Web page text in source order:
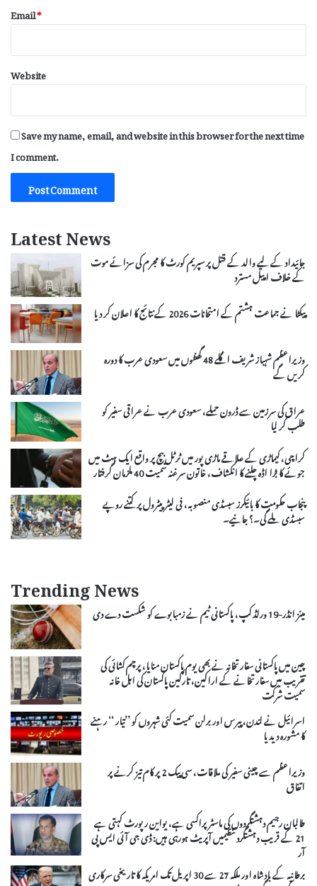
Email*
Website
Save my name, email, and website in this browser for the next time
I comment.
Latest News
جائیداد کے لیے والد کے قتل پر سپریم کورٹ کا مجرم کی سزائے موت
کے خلاف اپیل مسترد
پیکٹا نے جماعت ہشتم کے امتحانات 2026 کے نتائج کا اعلان کر دیا
وزیراعظم شہباز شریف اگلے 48 گھنٹوں میں سعودی عرب کا دورہ
کریں گے
عراق کی سرزمین سے ڈرون حملے، سعودی عرب نے عراقی سفیر کو
طلب کر لیا
کراچی، کیماڑی کے علاقے ماڑی پور میں ٹرٹل بیچ پر واقع ایک ہٹ میں
جوئے کا بڑا اڈہ چلنے کا انکشاف، خاتون سرغنہ سمیت 40 ملزمان گرفتار
پنجاب حکومت کا بائیکرز سبسڈی منصوبہ، فی لیٹر پیٹرول پر کتنے روپے
سبسڈی ملے گی۔؟ جانیے۔
Trending News
مینز انڈر-19 ورلڈ کپ، پاکستانی ٹیم نے زمبابوے کو شکست دے دی
چین میں پاکستانی سفارتخانہ نے بھی یوم پاکستان منایا، پرچم کشائی کی
تقریب میں سفارتخانے کے اراکین، تارکین پاکستان کی اہل خانہ
سمیت شرکت
اسرائیل نے لندن، پیرس اور برلن سمیت کئی شہروں کو ’’تیار ‘‘ رہنے
کا مشورہ دیدیا
وزیراعظم سے چینی سفیر کی ملاقات، سی پیک 2 پر کام تیز کرنے پر
اتفاق
طالبان رجیم دہشتگردوں کی ماسٹرپراکسی ہے، یواین رپورٹ کہتی ہے
21 کے قریب دہشتگرد تنظیمیں آپریٹ ہورہی ہیں: ڈی جی آئی ایس پی
آر
برطانیہ کے بادشاہ اور ملکہ 27 سے 30 اپریل تک امریکہ کا تاریخی سرکاری